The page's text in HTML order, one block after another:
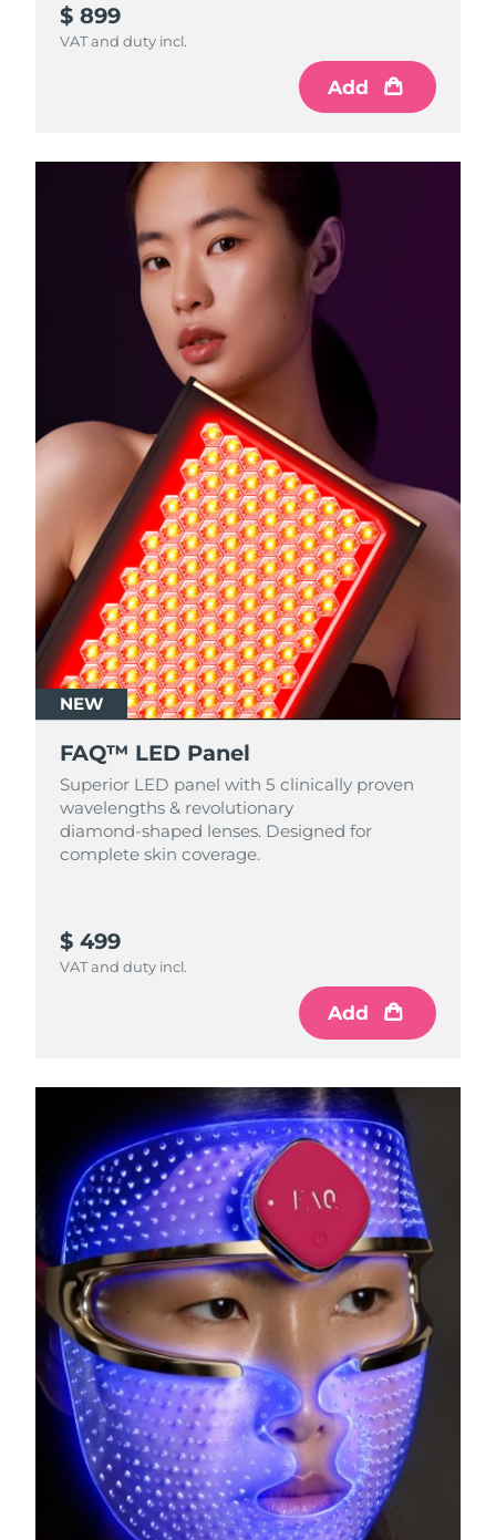
$ 899
VAT and duty incl.
Add
NEW
FAQ™ LED Panel
Superior LED panel with 5 clinically proven
wavelengths & revolutionary
diamond‑shaped lenses. Designed for
complete skin coverage.
$ 499
VAT and duty incl.
Add